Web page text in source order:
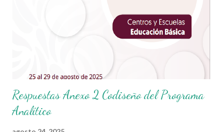
Respuestas Anexo 2 Codiseño del Programa
Analítico